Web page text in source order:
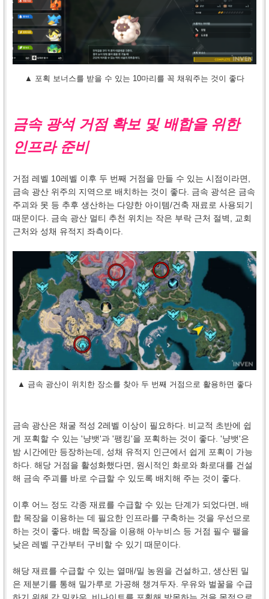
▲ 포획 보너스를 받을 수 있는 10마리를 꼭 채워주는 것이 좋다
금속 광석 거점 확보 및 배합을 위한
인프라 준비
거점 레벨 10레벨 이후 두 번째 거점을 만들 수 있는 시점이라면,
금속 광산 위주의 지역으로 배치하는 것이 좋다. 금속 광석은 금속
주괴와 못 등 추후 생산하는 다양한 아이템/건축 재료로 사용되기
때문이다. 금속 광산 멀티 추천 위치는 작은 부락 근처 절벽, 교회
근처와 성채 유적지 좌측이다.
▲ 금속 광산이 위치한 장소를 찾아 두 번째 거점으로 활용하면 좋다
금속 광산은 채굴 적성 2레벨 이상이 필요하다. 비교적 초반에 쉽
게 포획할 수 있는 '냥뱃'과 '팽킹'을 포획하는 것이 좋다. '냥뱃'은
밤 시간에만 등장하는데, 성채 유적지 인근에서 쉽게 포획이 가능
하다. 해당 거점을 활성화했다면, 원시적인 화로와 화로대를 건설
해 금속 주괴를 바로 수급할 수 있도록 배치해 주는 것이 좋다.
이후 어느 정도 각종 재료를 수급할 수 있는 단계가 되었다면, 배
합 목장을 이용하는 데 필요한 인프라를 구축하는 것을 우선으로
하는 것이 좋다. 배합 목장을 이용해 아누비스 등 거점 필수 팰을
낮은 레벨 구간부터 구비할 수 있기 때문이다.
해당 재료를 수급할 수 있는 열매/밀 농원을 건설하고, 생산된 밀
은 제분기를 통해 밀가루로 가공해 챙겨두자. 우유와 벌꿀을 수급